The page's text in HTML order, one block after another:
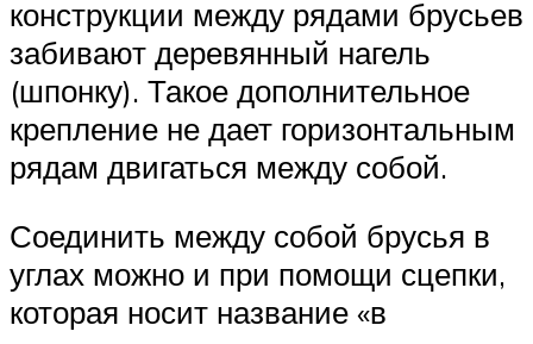
конструкции между рядами брусьев
забивают деревянный нагель
(шпонку). Такое дополнительное
крепление не дает горизонтальным
рядам двигаться между собой.
Соединить между собой брусья в
углах можно и при помощи сцепки,
которая носит название «в